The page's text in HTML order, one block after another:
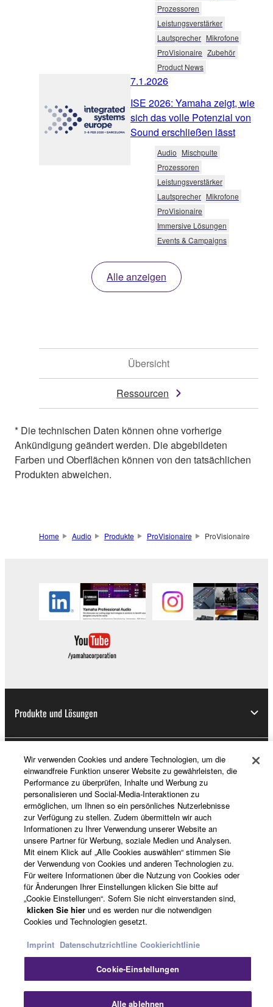
Prozessoren
Leistungsverstärker
Lautsprecher Mikrofone
ProVisionaire Zubehör
Product News
7.1.2026
ISE 2026: Yamaha zeigt, wie
sich das volle Potenzial von
Sound erschließen lässt
Audio Mischpulte
Prozessoren
Leistungsverstärker
Lautsprecher Mikrofone
ProVisionaire
Immersive Lösungen
Events & Campaigns
Alle anzeigen
Übersicht
Ressourcen
* Die technischen Daten können ohne vorherige
Ankündigung geändert werden. Die abgebildeten
Farben und Oberflächen können von den tatsächlichen
Produkten abweichen.
Home Audio Produkte ProVisionaire ProVisionaire
Produkte und Lösungen
News
Über Yamaha
Deutschland - German
Consumer
KontaktNutzungsbedingungen
Datenschutzerklärung
Cookierichtlinie
© Yamaha Corporation.
Wir verwenden Cookies und andere Technologien, um die
einwandfreie Funktion unserer Website zu gewährleisten, die
Performance zu überprüfen, Inhalte und Werbung zu
personalisieren und Social-Media-Interaktionen zu
ermöglichen, um Ihnen so ein persönliches Nutzerlebnisse
zur Verfügung zu stellen. Zudem übermitteln wir auch
Informationen zu Ihrer Verwendung unserer Website an
unsere Partner für Werbung, soziale Medien und Analysen.
Mit einem Klick auf „Alle Cookies auswählen“ stimmen Sie
der Verwendung von Cookies und anderen Technologien zu.
Für weitere Informationen über die Nutzung von Cookies oder
für Änderungen Ihrer Einstellungen klicken Sie bitte auf
„Cookie Einstellungen“. Sofern Sie nicht einverstanden sind,
klicken Sie hierund es werden nur die notwendigen
Cookies und Technologien gesetzt.
Imprint Datenschutzrichtline Cookierichtlinie
Cookie-Einstellungen
Alle ablehnen